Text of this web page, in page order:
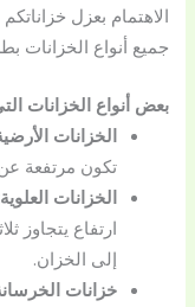
الاهتمام بعزل
جميع أنواع الخزانات
بعض أنواع الخزانات
الخزانات
تكون مرتفعة
الخزانات
ارتفاع يتجاوز
إلى الخزان.
خزانات